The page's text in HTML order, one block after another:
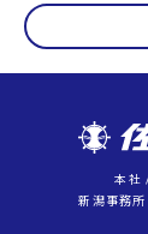
本社
新潟事務